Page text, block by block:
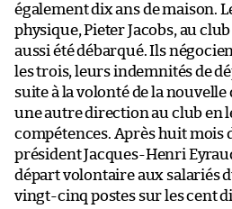
également dix ans de maison.
physique, Pieter Jacobs, au
aussi été débarqué. Ils
les trois, leurs indemnités de
suite à la volonté de la
une autre direction au club en
compétences. Après huit mois
président Jacques-Henri
départ volontaire aux salariés
vingt-cinq postes sur les cent